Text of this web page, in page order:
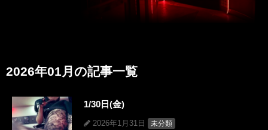
2026年01月の記事一覧
1/30日(金)
2026年1月31日 未分類